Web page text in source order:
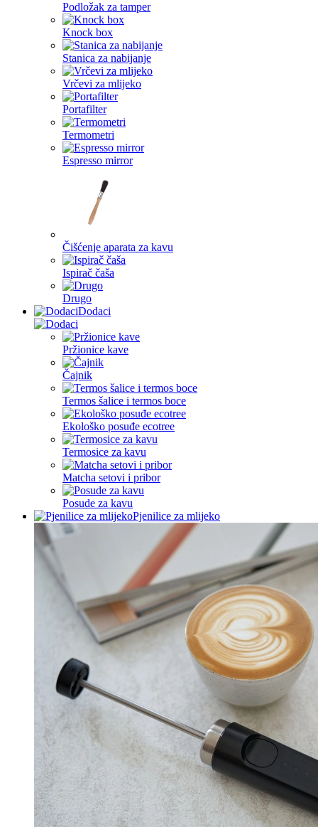
Podložak za tamper
Knock box
Stanica za nabijanje
Vrčevi za mlijeko
Portafilter
Termometri
Espresso mirror
Čišćenje aparata za kavu
Ispirač čaša
Drugo
Dodaci
Pržionice kave
Čajnik
Termos šalice i termos boce
Ekološko posuđe ecotree
Termosice za kavu
Matcha setovi i pribor
Posude za kavu
Pjenilice za mlijeko